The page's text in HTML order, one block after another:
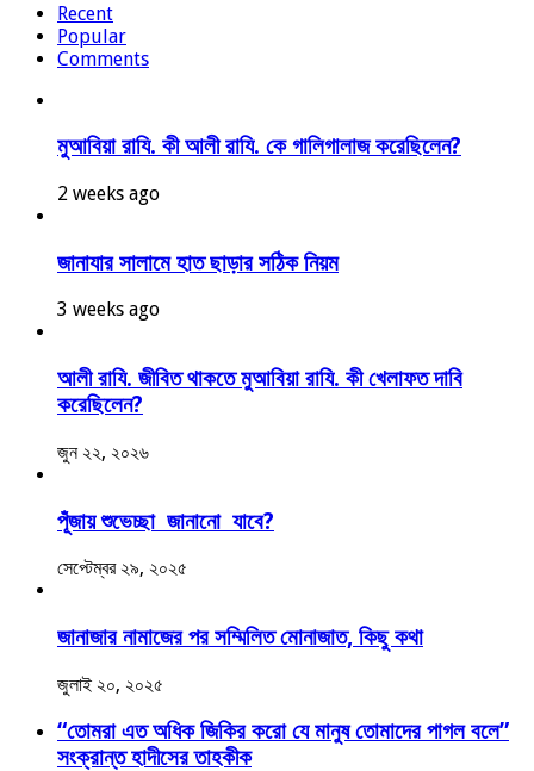
Recent
Popular
Comments
মুআবিয়া রাযি. কী আলী রাযি. কে গালিগালাজ করেছিলেন?
2 weeks ago
জানাযার সালামে হাত ছাড়ার সঠিক নিয়ম
3 weeks ago
আলী রাযি. জীবিত থাকতে মুআবিয়া রাযি. কী খেলাফত দাবি
করেছিলেন?
জুন ২২, ২০২৬
পূঁজায় শুভেচ্ছা জানানো যাবে?
সেপ্টেম্বর ২৯, ২০২৫
জানাজার নামাজের পর সম্মিলিত মোনাজাত, কিছু কথা
জুলাই ২০, ২০২৫
“তোমরা এত অধিক জিকির করো যে মানুষ তোমাদের পাগল বলে”
সংক্রান্ত হাদীসের তাহকীক